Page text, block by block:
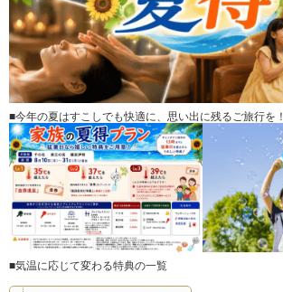
■今年の夏はすこしでも快適に、思い出に残るご旅行を！
■気温に応じて変わる特典の一覧